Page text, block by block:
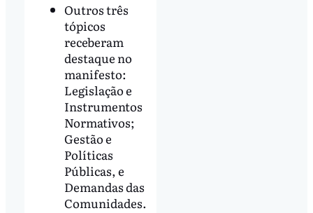
Outros três
tópicos
receberam
destaque no
manifesto:
Legislação e
Instrumentos
Normativos;
Gestão e
Políticas
Públicas, e
Demandas das
Comunidades.